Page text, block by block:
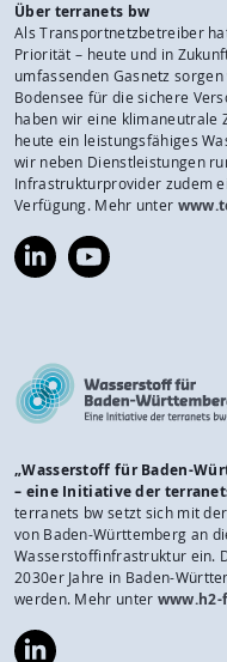
Über terranets bw
Als Transportnetzbetreiber
Priorität – heute und in
umfassenden Gasnetz
Bodensee für die sichere
haben wir eine klimaneutrale
heute ein leistungsfähiges
wir neben Dienstleistungen
Infrastrukturprovider zudem
Verfügung. Mehr unter
https://www.linkedin.com/
bw-
https://
„Wasserstoff für Baden-
– eine Initiative der
terranets bw setzt sich mit
von Baden-Württemberg an
Wasserstoffinfrastruktur ein.
2030er Jahre in Baden-
werden. Mehr unter
https://www.linkedin.com/